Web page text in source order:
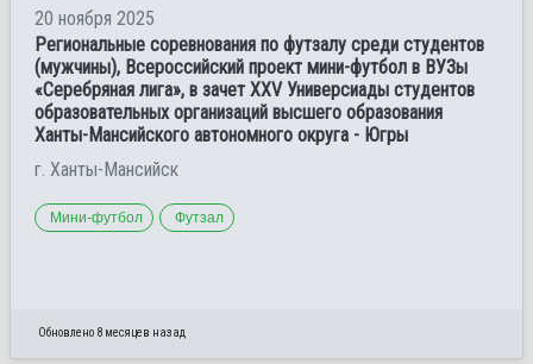
20 ноября 2025
Региональные соревнования по футзалу среди студентов
(мужчины), Всероссийский проект мини-футбол в ВУЗы
«Серебряная лига», в зачет XXV Универсиады студентов
образовательных организаций высшего образования
Ханты-Мансийского автономного округа - Югры
г. Ханты-Мансийск
Мини-футбол Футзал
Обновлено 8 месяцев назад